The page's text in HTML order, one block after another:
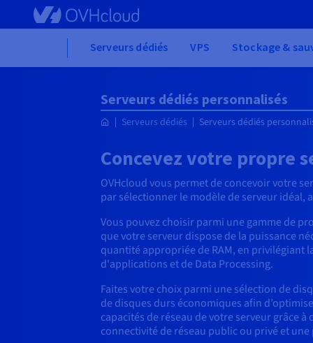
to
Serveurs dédiés VPS Stockage &
Serveurs dédiés personnalisés
Serveurs dédiés Serveurs dédiés
Concevez votre propre
OVHcloud vous permet de concevoir votre
par sélectionner le modèle de serveur idéal,
Vous pouvez choisir parmi une gamme de
que votre serveur dispose de la puissance
quantité appropriée de RAM, en privilégiant
d'applications et de Data Processing.
Faites votre choix parmi une sélection de
de disques durs économiques afin
capacités de réseau de votre serveur grâce
connectivité de réseau public ou privé et